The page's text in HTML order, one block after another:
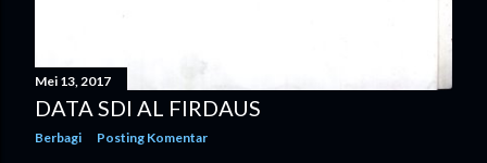
Mei 13, 2017
DATA SDI AL FIRDAUS
Berbagi Posting Komentar